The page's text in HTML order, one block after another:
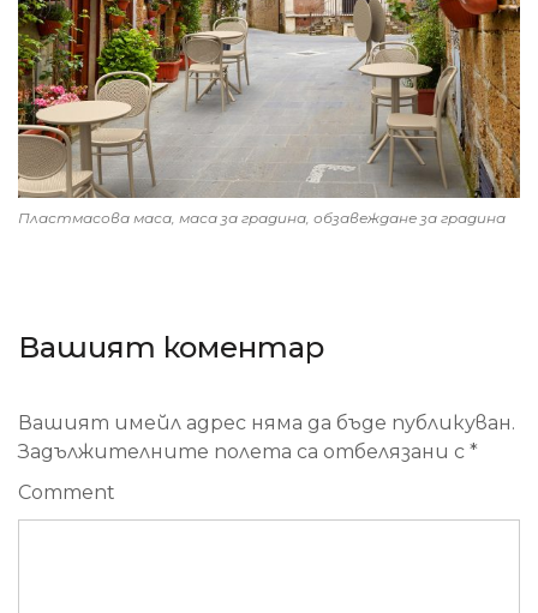
Пластмасова маса, маса за градина, обзавеждане за градина
Вашият коментар
Вашият имейл адрес няма да бъде публикуван.
Задължителните полета са отбелязани с *
Comment